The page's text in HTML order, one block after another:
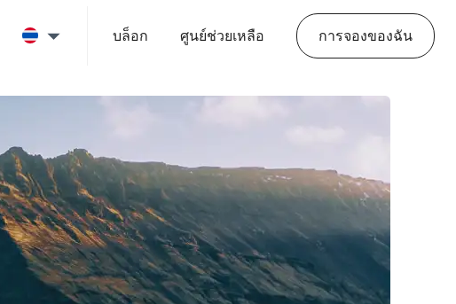
บล็อก ศูนย์ช่วยเหลือ การจองของฉัน